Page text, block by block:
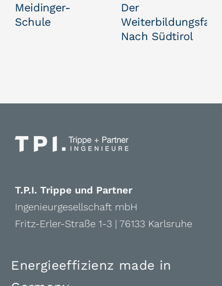
Meidinger-
Schule
Der
Nach Südtirol
T.P.I. Trippe und Partner
Ingenieurgesellschaft mbH
Fritz-Erler-Straße 1-3 | 76133 Karlsruhe
Energieeffizienz made in